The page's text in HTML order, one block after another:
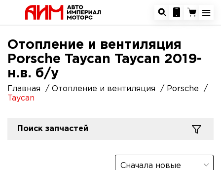
Отопление и вентиляция
Porsche Taycan Taycan 2019-
н.в. б/у
Главная Отопление и вентиляция
Porsche
Taycan
Поиск запчастей
Сначала новые